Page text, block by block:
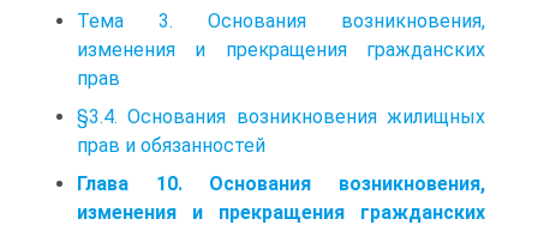
Тема 3. Основания возникновения,
изменения и прекращения гражданских
прав
§3.4. Основания возникновения жилищных
прав и обязанностей
Глава 10. Основания возникновения,
изменения и прекращения гражданских